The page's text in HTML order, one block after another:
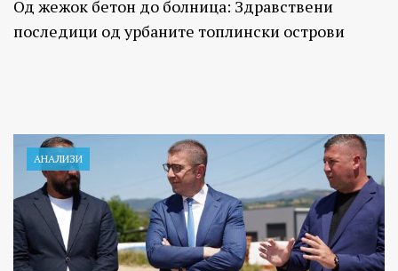
Од жежок бетон до болница: Здравствени
последици од урбаните топлински острови
АНАЛИЗИ